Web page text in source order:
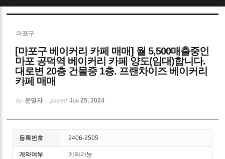
마포구
[마포구 베이커리 카페 매매] 월 5,500매출중인
마포 공덕역 베이커리 카페 양도(임대)합니다.
대로변 20층 건물중 1층. 프랜차이즈 베이커리
카페 매매
by 운영자 posted Jun 25, 2024
등록번호 2406-2505
계약여부 계약가능
Sketchbook5, 스케치북5
Sketchbook5, 스케치북5